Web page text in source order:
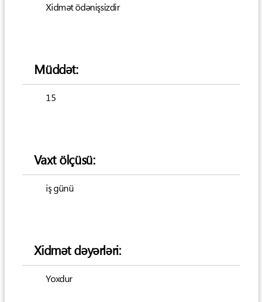
Xidmət ödənişsizdir
Müddət:
15
Vaxt ölçüsü:
iş günü
Xidmət dəyərləri:
Yoxdur